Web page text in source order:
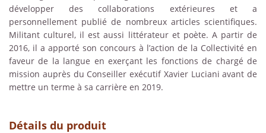
développer des collaborations extérieures et a
personnellement publié de nombreux articles scientifiques.
Militant culturel, il est aussi littérateur et poète. A partir de
2016, il a apporté son concours à l’action de la Collectivité en
faveur de la langue en exerçant les fonctions de chargé de
mission auprès du Conseiller exécutif Xavier Luciani avant de
mettre un terme à sa carrière en 2019.
Détails du produit